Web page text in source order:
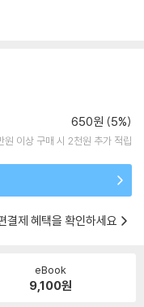
650원 (5%)
원 이상 구매 시 2천원 추가 적립
결제 혜택을 확인하세요
eBook
9,100원